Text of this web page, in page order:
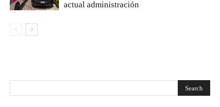
actual administración